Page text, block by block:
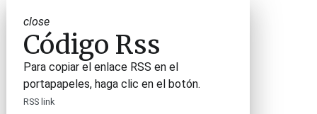
close
Código Rss
Para copiar el enlace RSS en el
portapapeles, haga clic en el botón.
RSS link